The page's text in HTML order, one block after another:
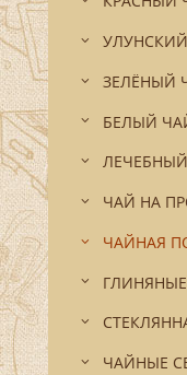
ЗЕЛЁНЫЙ
БЕЛЫЙ
ЧАЙ НА
ЧАЙНАЯ
ЧАЙНЫЕ